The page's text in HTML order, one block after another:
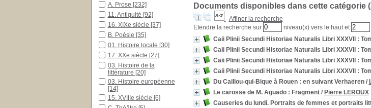
Documents disponibles dans cette catégorie (
Affiner la recherche
Etendre la recherche sur
niveau(x) vers le haut et
Caii Plinii Secundi Historiae Naturalis Libri XXXVII
:
Caii Plinii Secundi Historiae Naturalis Libri XXXVII
:
Caii Plinii Secundi Historiae Naturalis Libri XXXVII
:
Caii Plinii Secundi Historiae Naturalis Libri XXXVII
:
Du Caillou-qui-Bique à Rouen: en suivant Verhaeren/
Le carosse de M. Aguado: Fragment/ Pierre LEROUX
Causeries du lundi. Portraits de femmes et portraits
A. Prose [232]
11. Antiquité [92]
16. XIXe siècle [37]
B. Poésie [35]
01. Histoire locale [30]
17. XXe siècle [27]
03. Histoire de la
littérature [20]
03. Histoire européenne
[14]
15. XVIIIe siècle [6]